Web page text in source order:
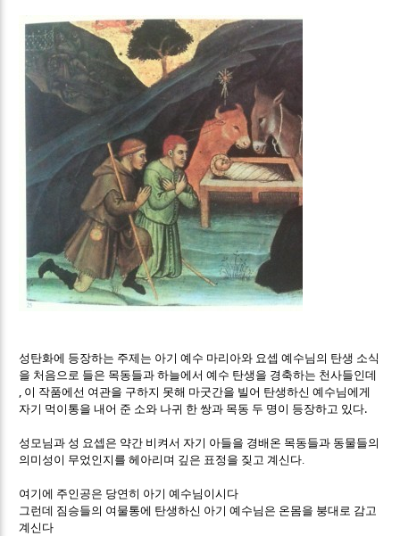
성탄화에 등장하는 주제는 아기 예수 마리아와 요셉 예수님의 탄생 소식
을 처음으로 들은 목동들과 하늘에서 예수 탄생을 경축하는 천사들인데
, 이 작품에선 여관을 구하지 못해 마굿간을 빌어 탄생하신 예수님에게
자기 먹이통을 내어 준 소와 나귀 한 쌍과 목동 두 명이 등장하고 있다.
성모님과 성 요셉은 약간 비켜서 자기 아들을 경배온 목동들과 동물들의
의미성이 무었인지를 헤아리며 깊은 표정을 짖고 계신다.
여기에 주인공은 당연히 아기 예수님이시다
그런데 짐승들의 여물통에 탄생하신 아기 예수님은 온몸을 붕대로 감고
계신다